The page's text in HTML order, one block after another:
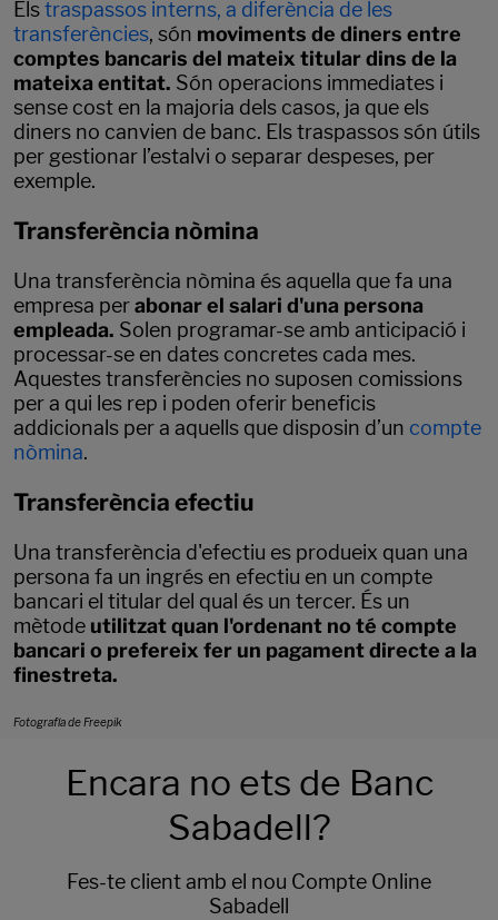
Elstraspassos interns, a diferència de les
transferències, són moviments de diners entre
comptes bancaris del mateix titular dins de la
mateixa entitat. Són operacions immediates i
sense cost en la majoria dels casos, ja que els
diners no canvien de banc. Els traspassos són útils
per gestionar l’estalvi o separar despeses, per
exemple.
Transferència nòmina
Una transferència nòmina és aquella que fa una
empresa perabonar el salari d'una persona
empleada. Solen programar-se amb anticipació i
processar-se en dates concretes cada mes.
Aquestes transferències no suposen comissions
per a qui les rep i poden oferir beneficis
addicionals per a aquells que disposin d’un compte
nòmina.
Transferència efectiu
Una transferència d'efectiu es produeix quan una
persona fa un ingrés en efectiu en un compte
bancari el titular del qual és un tercer. És un
mètode utilitzat quan l'ordenant no té compte
bancari o prefereix fer un pagament directe a la
finestreta.
Fotografía de Freepik
Encara no ets de Banc
Sabadell?
Fes-te client amb el nou Compte Online
Sabadell